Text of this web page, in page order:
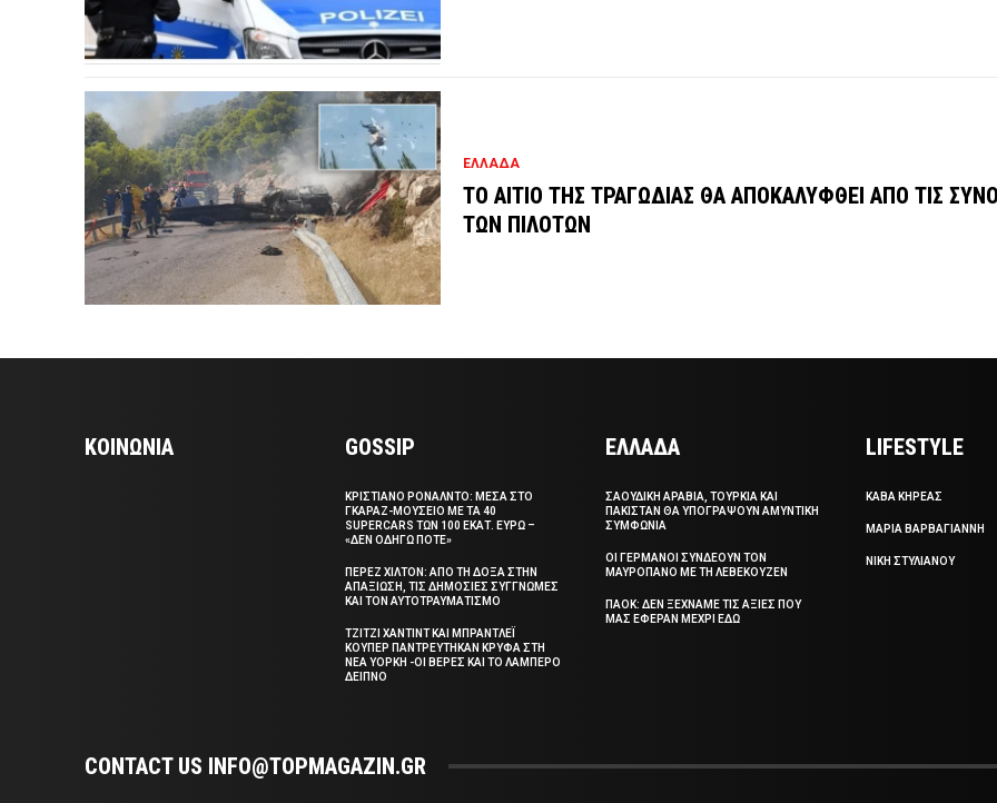
ΕΛΛΑΔΑ
ΤΟ ΑΙΤΙΟ ΤΗΣ ΤΡΑΓΩΔΙΑΣ ΘΑ ΑΠΟΚΑΛΥΦΘΕΙ ΑΠΟ ΤΙΣ
ΤΩΝ ΠΙΛΟΤΩΝ
ΚΟΙΝΩΝΙΑ GOSSIP
ΚΡΙΣΤΙΑΝΟ ΡΟΝΑΛΝΤΟ: ΜΕΣΑ ΣΤΟ
ΓΚΑΡΑΖ-ΜΟΥΣΕΙΟ ΜΕ ΤΑ 40
SUPERCARS ΤΩΝ 100 ΕΚΑΤ. ΕΥΡΩ –
«ΔΕΝ ΟΔΗΓΩ ΠΟΤΕ»
ΠΕΡΕΖ ΧΙΛΤΟΝ: ΑΠΟ ΤΗ ΔΟΞΑ ΣΤΗΝ
ΑΠΑΞΙΩΣΗ, ΤΙΣ ΔΗΜΟΣΙΕΣ ΣΥΓΓΝΩΜΕΣ
ΚΑΙ ΤΟΝ ΑΥΤΟΤΡΑΥΜΑΤΙΣΜΟ
ΤΖΙΤΖΙ ΧΑΝΤΙΝΤ ΚΑΙ ΜΠΡΑΝΤΛΕΪ
ΚΟΥΠΕΡ ΠΑΝΤΡΕΥΤΗΚΑΝ ΚΡΥΦΑ ΣΤΗ
ΝΕΑ ΥΟΡΚΗ -ΟΙ ΒΕΡΕΣ ΚΑΙ ΤΟ ΛΑΜΠΕΡΟ
ΔΕΙΠΝΟ
ΕΛΛΑΔΑ
ΣΑΟΥΔΙΚΗ ΑΡΑΒΙΑ, ΤΟΥΡΚΙΑ ΚΑΙ
ΠΑΚΙΣΤΑΝ ΘΑ ΥΠΟΓΡΑΨΟΥΝ ΑΜΥΝΤΙΚΗ
ΣΥΜΦΩΝΙΑ
ΟΙ ΓΕΡΜΑΝΟΙ ΣΥΝΔΕΟΥΝ ΤΟΝ
ΜΑΥΡΟΠΑΝΟ ΜΕ ΤΗ ΛΕΒΕΚΟΥΖΕΝ
ΠΑΟΚ: ΔΕΝ ΞΕΧΝΑΜΕ ΤΙΣ ΑΞΙΕΣ ΠΟΥ
ΜΑΣ ΕΦΕΡΑΝ ΜΕΧΡΙ ΕΔΩ
LIFESTYLE
ΚΑΒΑ ΚΗΡΕΑΣ
ΜΑΡΙΑ ΒΑΡΒΑΓΙΑΝΝΗ
ΝΙΚΗ ΣΤΥΛΙΑΝΟΥ
CONTACT US INFO@TOPMAGAZIN.GR